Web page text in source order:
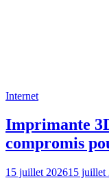
Internet
Imprimante
compromis
15 juillet 202615 juillet